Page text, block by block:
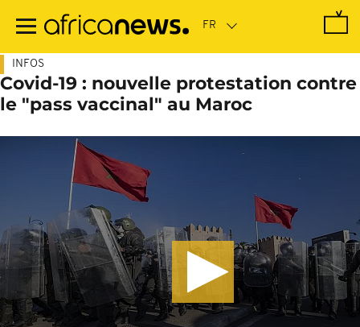
contenu
INFOS
Covid-19 : nouvelle protestation contre
le "pass vaccinal" au Maroc